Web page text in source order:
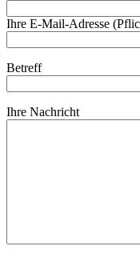
Ihre E-Mail-Adresse
Betreff
Ihre Nachricht